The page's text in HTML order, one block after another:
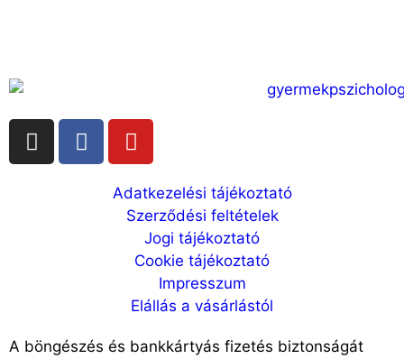
Adatkezelési tájékoztató
Szerződési feltételek
Jogi tájékoztató
Cookie tájékoztató
Impresszum
Elállás a vásárlástól
A böngészés és bankkártyás fizetés biztonságát